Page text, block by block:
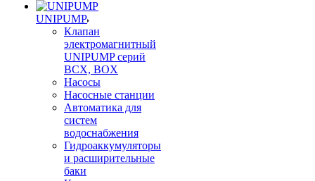
UNIPUMP
Клапан
электромагнитный
UNIPUMP серий
BCX, BOX
Насосы
Насосные станции
Автоматика для
систем
водоснабжения
Гидроаккумуляторы
и расширительные
баки